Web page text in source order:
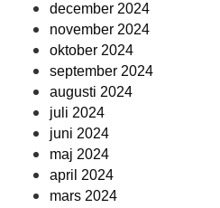
december 2024
november 2024
oktober 2024
september 2024
augusti 2024
juli 2024
juni 2024
maj 2024
april 2024
mars 2024